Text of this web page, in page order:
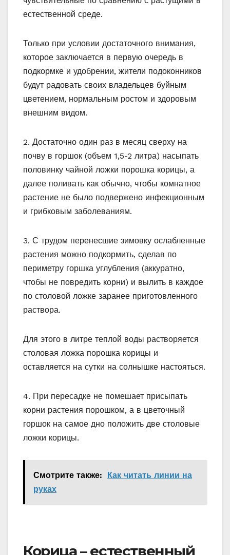
естественной среде.
Только при условии достаточного внимания,
которое заключается в первую очередь в
подкормке и удобрении, жители подоконников
будут радовать своих владельцев буйным
цветением, нормальным ростом и здоровым
внешним видом.
2. Достаточно один раз в месяц сверху на
почву в горшок (объем 1,5-2 литра) насыпать
половинку чайной ложки порошка корицы, а
далее поливать как обычно, чтобы комнатное
растение не было подвержено инфекционным
и грибковым заболеваниям.
3. С трудом перенесшие зимовку ослабленные
растения можно подкормить, сделав по
периметру горшка углубления (аккуратно,
чтобы не повредить корни) и вылить в каждое
по столовой ложке заранее приготовленного
раствора.
Для этого в литре теплой воды растворяется
столовая ложка порошка корицы и
оставляется на сутки на солнышке настояться.
4. При пересадке не помешает присыпать
корни растения порошком, а в цветочный
горшок на самое дно положить две столовые
ложки корицы.
Смотрите также:
Как читать линии на
руках
Корица – естественный